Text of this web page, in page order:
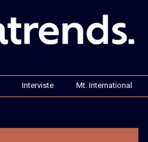
Interviste Mt. International